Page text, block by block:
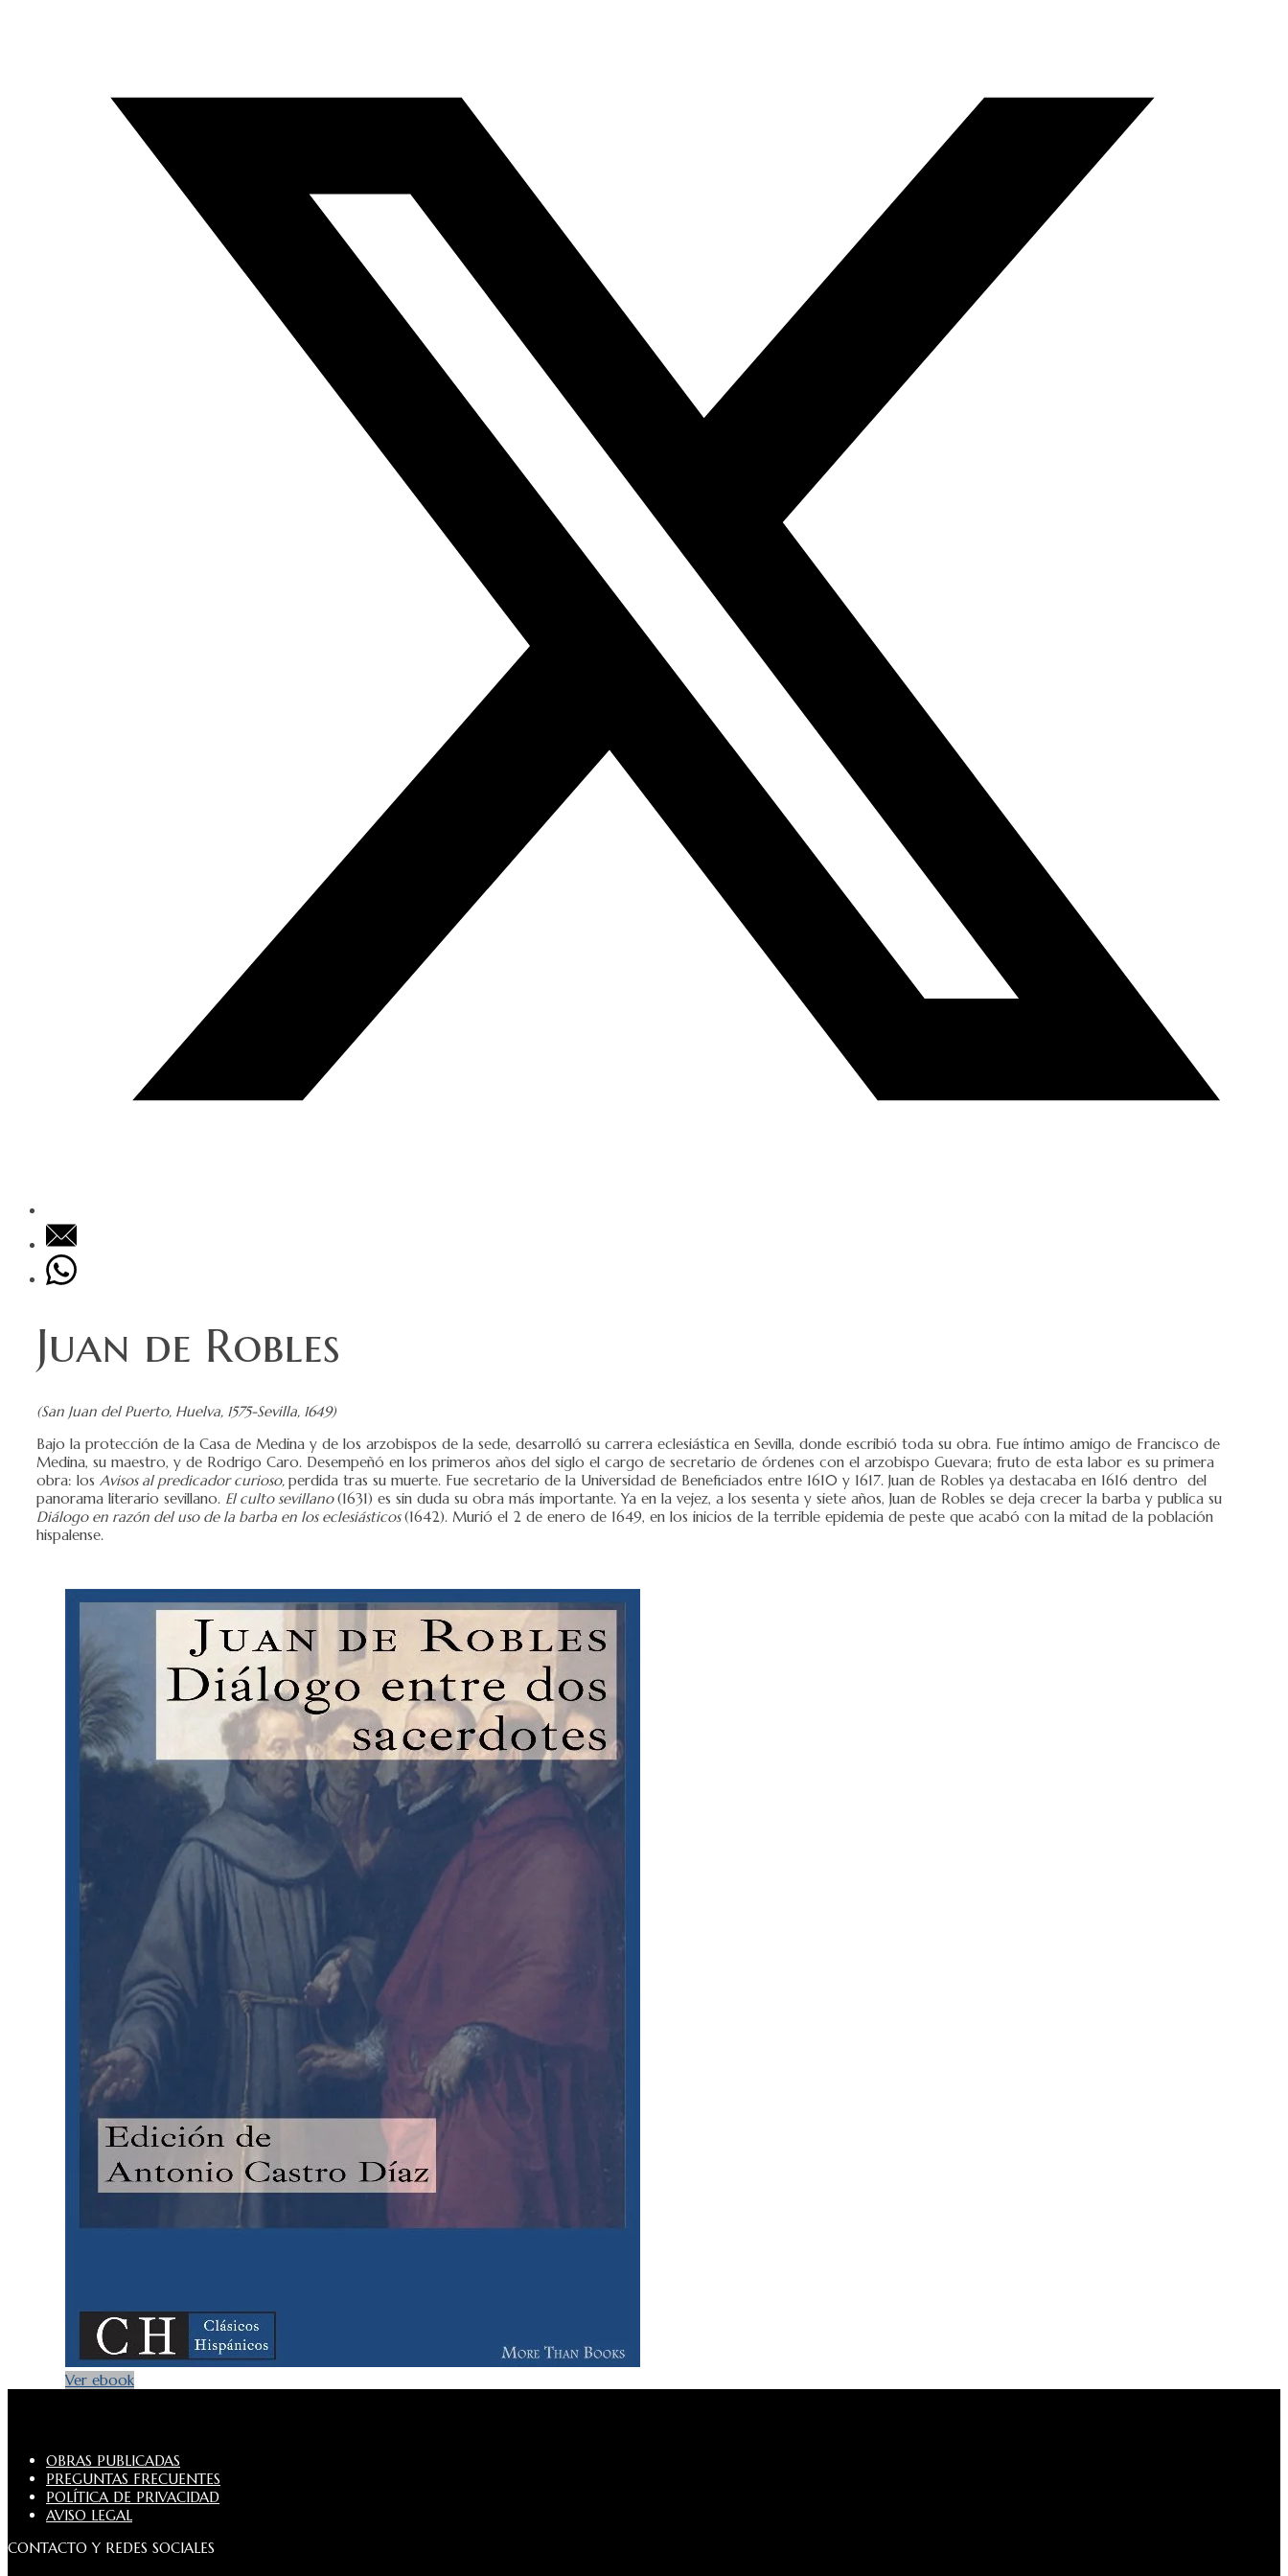
Juan de Robles
(San Juan del Puerto, Huelva, 1575-Sevilla, 1649)
Bajo la protección de la Casa de Medina y de los arzobispos de la sede, desarrolló su carrera eclesiástica en Sevilla, donde escribió toda su obra. Fue íntimo amigo de Francisco de
Medina, su maestro, y de Rodrigo Caro. Desempeñó en los primeros años del siglo el cargo de secretario de órdenes con el arzobispo Guevara; fruto de esta labor es su primera
obra: los Avisos al predicador curioso, perdida tras su muerte. Fue secretario de la Universidad de Beneficiados entre 1610 y 1617. Juan de Robles ya destacaba en 1616 dentro del
panorama literario sevillano. Elculto sevillano(1631) es sin duda su obra más importante. Ya en la vejez, a los sesenta y siete años, Juan de Robles se deja crecer la barba y publica su
Diálogo en razón del uso de la barba en los eclesiásticos(1642). Murió el 2 de enero de 1649, en los inicios de la terrible epidemia de peste que acabó con la mitad de la población
hispalense.
Ver ebook
OBRAS PUBLICADAS
PREGUNTAS FRECUENTES
POLÍTICA DE PRIVACIDAD
AVISO LEGAL
CONTACTO Y REDES SOCIALES